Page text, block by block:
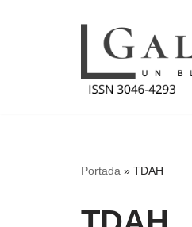
Portada » TDAH